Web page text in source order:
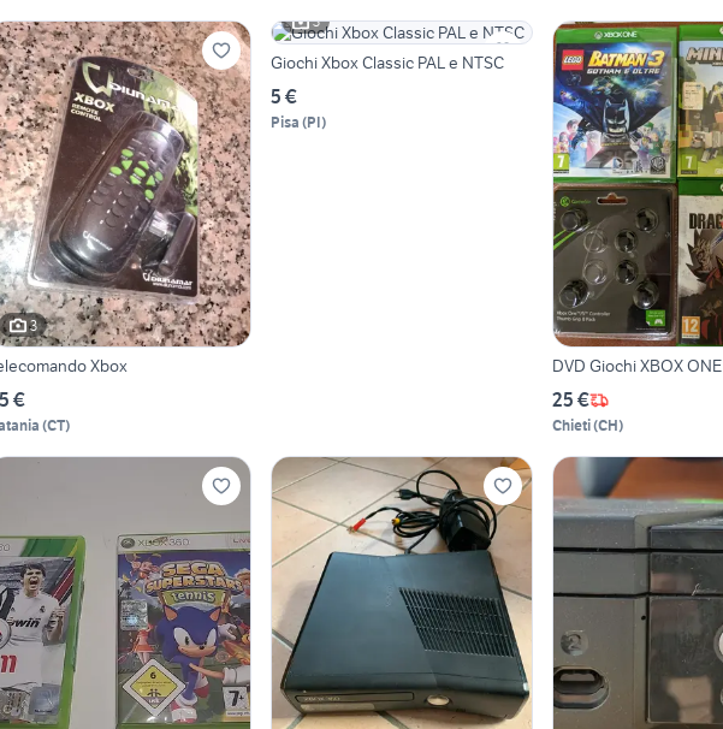
3
Xbox
€
(CT)
3
Giochi Xbox Classic PAL e NTSC
5 €
Pisa (PI)
DVD Giochi XBOX ONE
25 €
Chieti(CH)